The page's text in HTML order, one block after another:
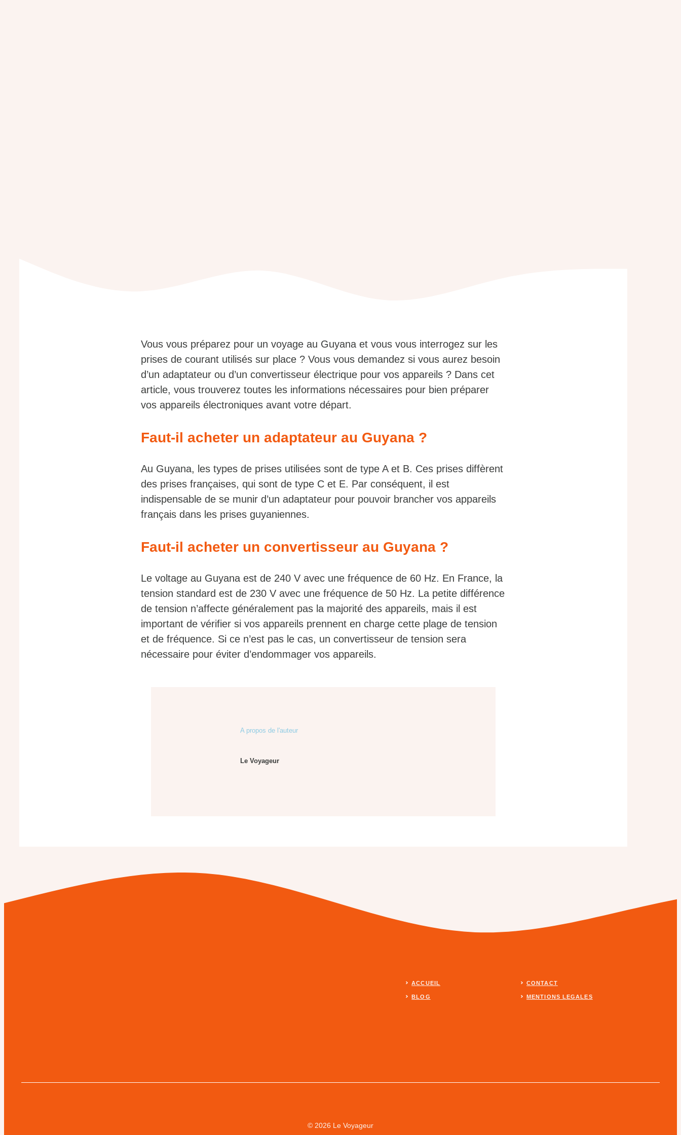
Vous vous préparez pour un voyage au Guyana et vous vous interrogez sur les
prises de courant utilisés sur place ? Vous vous demandez si vous aurez besoin
d’un adaptateur ou d’un convertisseur électrique pour vos appareils ? Dans cet
article, vous trouverez toutes les informations nécessaires pour bien préparer
vos appareils électroniques avant votre départ.
Faut-il acheter un adaptateur au Guyana ?
Au Guyana, les types de prises utilisées sont de type A et B. Ces prises diffèrent
des prises françaises, qui sont de type C et E. Par conséquent, il est
indispensable de se munir d’un adaptateur pour pouvoir brancher vos appareils
français dans les prises guyaniennes.
Faut-il acheter un convertisseur au Guyana ?
Le voltage au Guyana est de 240 V avec une fréquence de 60 Hz. En France, la
tension standard est de 230 V avec une fréquence de 50 Hz. La petite différence
de tension n’affecte généralement pas la majorité des appareils, mais il est
important de vérifier si vos appareils prennent en charge cette plage de tension
et de fréquence. Si ce n’est pas le cas, un convertisseur de tension sera
nécessaire pour éviter d’endommager vos appareils.
A propos de l'auteur
Le Voyageur
ACCUEIL
BLOG
CONTACT
MENTIONS LEGALES
© 2026 Le Voyageur